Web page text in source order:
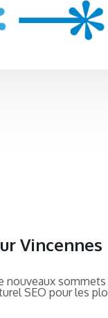
Vincennes
SEO pour les